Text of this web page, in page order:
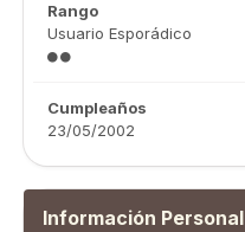
Rango
Usuario Esporádico
Cumpleaños
23/05/2002
Información Personal